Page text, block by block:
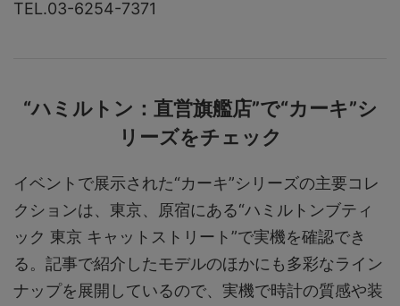
TEL.03-6254-7371
“ハミルトン：直営旗艦店”で“カーキ”シ
リーズをチェック
イベントで展示された“カーキ”シリーズの主要コレ
クションは、東京、原宿にある“ハミルトンブティ
ック 東京 キャットストリート”で実機を確認でき
る。記事で紹介したモデルのほかにも多彩なライン
ナップを展開しているので、実機で時計の質感や装